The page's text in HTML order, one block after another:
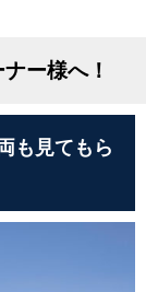
ー様へ！
も見てもら